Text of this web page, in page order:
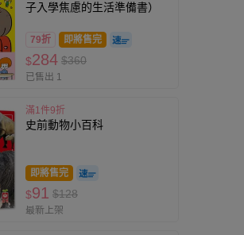
子入學焦慮的生活準備書）
79折 即將售完
$284 $360
已售出 1
滿1件9折
史前動物小百科
即將售完
$91 $128
最新上架